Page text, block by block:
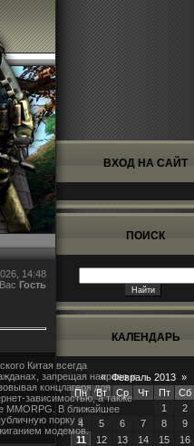
14:48
Гость
Китая всегда
запрещая направо и
концлагеря для
зависимостью, а также
MMORPG. В ближайшее
порку с
модемов.
ВХОД НА САЙТ
ПОИСК
КАЛЕНДАРЬ
« Февраль 2013 »
Пн
Вт Ср Чт Пт Сб
1
2
4
5 6 7 8 9
11
12 13 14 15 16